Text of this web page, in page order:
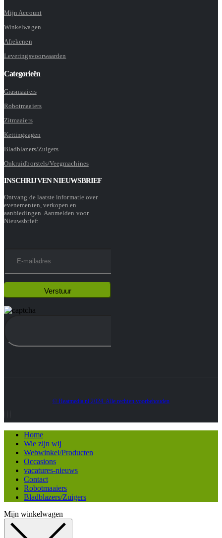
Mijn Account
Winkelwagen
Afrekenen
Leveringsvoorwaarden
Categorieën
Grasmaaiers
Robotmaaiers
Zitmaaiers
Kettingzagen
Bladblazers/Zuigers
Onkruidborstels/Veegmachines
INSCHRIJVEN NIEUWSBRIEF
Ontvang de laatste informatie over
evenementen, verkopen en
aanbiedingen. Aanmelden voor
Nieuwsbrief:
© Heatmedia.nl 2024. Alle rechten voorbehouden
Home
Wie zijn wij
Webwinkel/Producten
Occasions
vacatures-nieuws
Contact
Robotmaaiers
Bladblazers/Zuigers
Mijn winkelwagen